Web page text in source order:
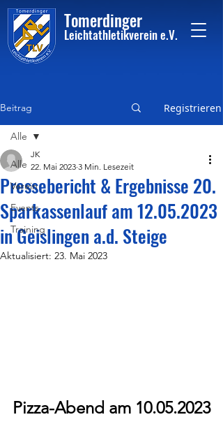
Tomerdinger
Leichtathletikvereine.V.
Beitrag Registrieren
Alle
Verein
Events
Training
Alle
Pressebericht & Ergebnisse 20.
Sparkassenlauf am 12.05.2023
in Geislingen a.d. Steige
JK
22. Mai 2023 3 Min. Lesezeit
Aktualisiert: 23. Mai 2023
Pizza-Abend am 10.05.2023